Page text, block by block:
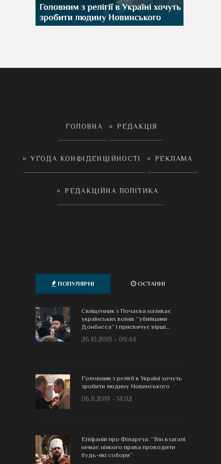
ГОЛОВНА РЕДАКЦІЯ
УГОДА КОНФІДЕНЦІЙНОСТІ РЕКЛАМА
РЕДАКЦІЙНА ПОЛІТИКА
ПОПУЛЯРНІ ОСТАННІ
Священник з Почаєва називає
українських воїнів “убийцами
Донбасса” і присвячує вірші...
26.10.2019 - 09:44
Головним з релігії в Україні хочуть
зробити людину Новинського
06.11.2019 - 14:02
Епіфаній про Філарета: “Він взагалі
немає ніякого права проводити
будь-які собори”